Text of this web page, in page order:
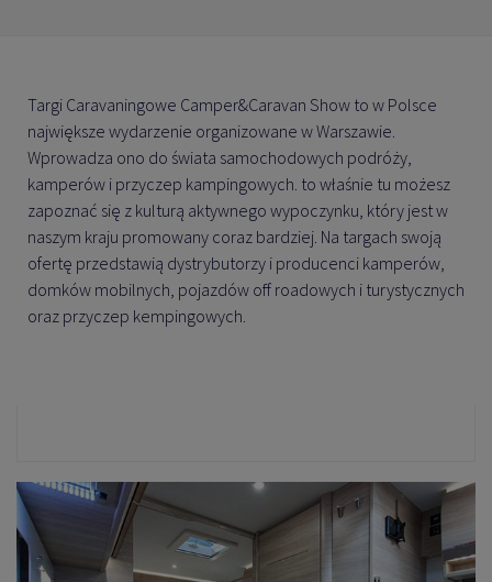
Targi Caravaningowe Camper&Caravan Show to w Polsce
największe wydarzenie organizowane w Warszawie.
Wprowadza ono do świata samochodowych podróży,
kamperów i przyczep kampingowych. to właśnie tu możesz
zapoznać się z kulturą aktywnego wypoczynku, który jest w
naszym kraju promowany coraz bardziej. Na targach swoją
ofertę przedstawią dystrybutorzy i producenci kamperów,
domków mobilnych, pojazdów off roadowych i turystycznych
oraz przyczep kempingowych.